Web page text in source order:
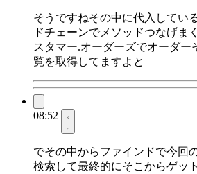
そうですねその中に代入してい
ドチェーンでメソッドつなげま
スタマー.オーダーズでオーダー
覧を取得してますよと
08:52
でその中からファインドで今回
検索して最終的にそこからゲッ